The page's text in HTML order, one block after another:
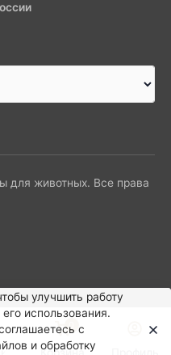
животных. Все права
улучшить работу
использования.
с
и обработку
0